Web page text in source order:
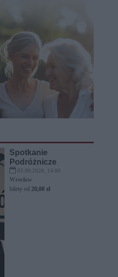
Spotkanie
Podróżnicze
05.09.2026, 14:00
Wrocław
bilety od 20,00 zł